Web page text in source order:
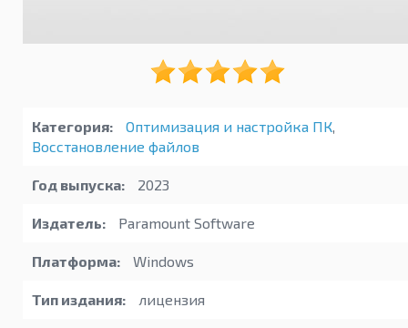
Категория: Оптимизация и настройка ПК,
Восстановление файлов
Год выпуска: 2023
Издатель: Paramount Software
Платформа: Windows
Тип издания: лицензия